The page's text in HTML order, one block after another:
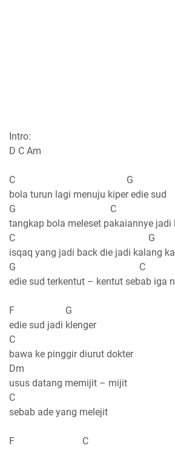
Intro:
D C Am
C G
bola turun lagi menuju kiper edie sud
G C
tangkap bola meleset pakaiannye jadi
C G
isqaq yang jadi back die jadi kalang
G C
edie sud terkentut – kentut sebab iga
F G
edie sud jadi klenger
C
bawa ke pinggir diurut dokter
Dm
usus datang memijit – mijit
C
sebab ade yang melejit
F C